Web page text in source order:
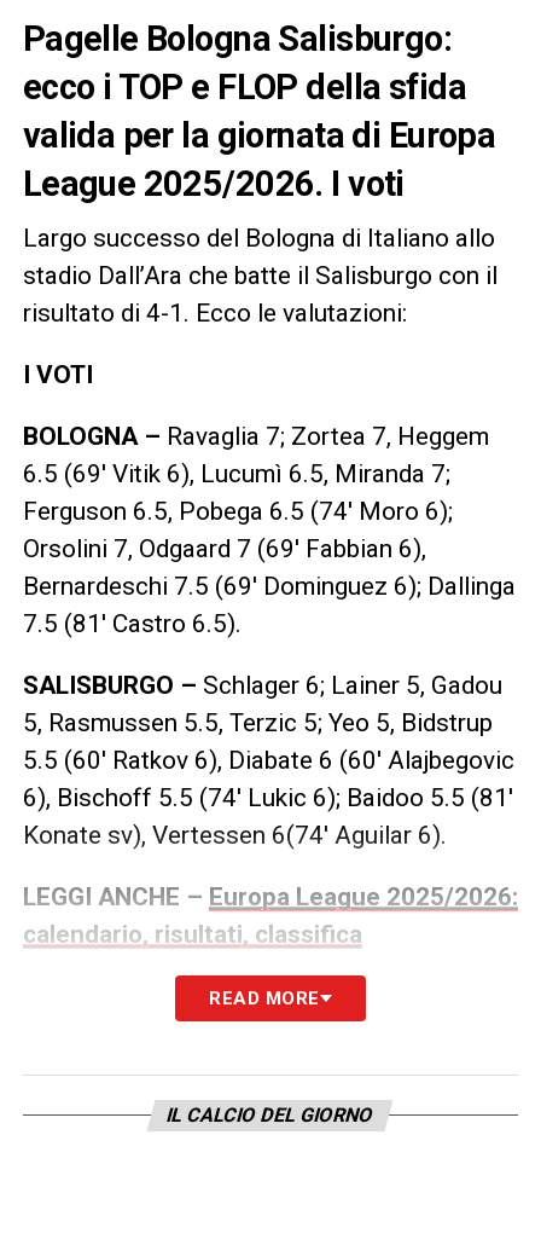
Pagelle Bologna Salisburgo:
ecco i TOP e FLOP della sfida
valida per la giornata di Europa
League 2025/2026. I voti
Largo successo del Bologna di Italiano allo
stadio Dall’Ara che batte il Salisburgo con il
risultato di 4-1. Ecco le valutazioni:
I VOTI
BOLOGNA – Ravaglia 7; Zortea 7, Heggem
6.5 (69′ Vitik 6), Lucumì 6.5, Miranda 7;
Ferguson 6.5, Pobega 6.5 (74′ Moro 6);
Orsolini 7, Odgaard 7 (69′ Fabbian 6),
Bernardeschi 7.5 (69′ Dominguez 6); Dallinga
7.5 (81′ Castro 6.5).
SALISBURGO – Schlager 6; Lainer 5, Gadou
5, Rasmussen 5.5, Terzic 5; Yeo 5, Bidstrup
5.5 (60′ Ratkov 6), Diabate 6 (60′ Alajbegovic
6), Bischoff 5.5 (74′ Lukic 6); Baidoo 5.5 (81′
Konate sv), Vertessen 6(74′ Aguilar 6).
LEGGI ANCHE – Europa League 2025/2026:
calendario, risultati, classifica
READ MORE
IL CALCIO DEL GIORNO